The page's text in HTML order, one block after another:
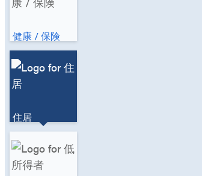
健康 / 保険
住居